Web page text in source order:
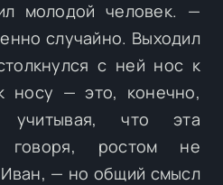
молодой человек. —
случайно. Выходил
с ней нос к
носу — это, конечно,
учитывая, что эта
говоря, ростом не
— но общий смысл